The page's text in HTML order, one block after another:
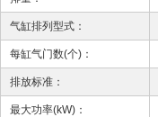
气缸排列型式：
每缸气门数(个)：
排放标准：
最大功率(kW)：